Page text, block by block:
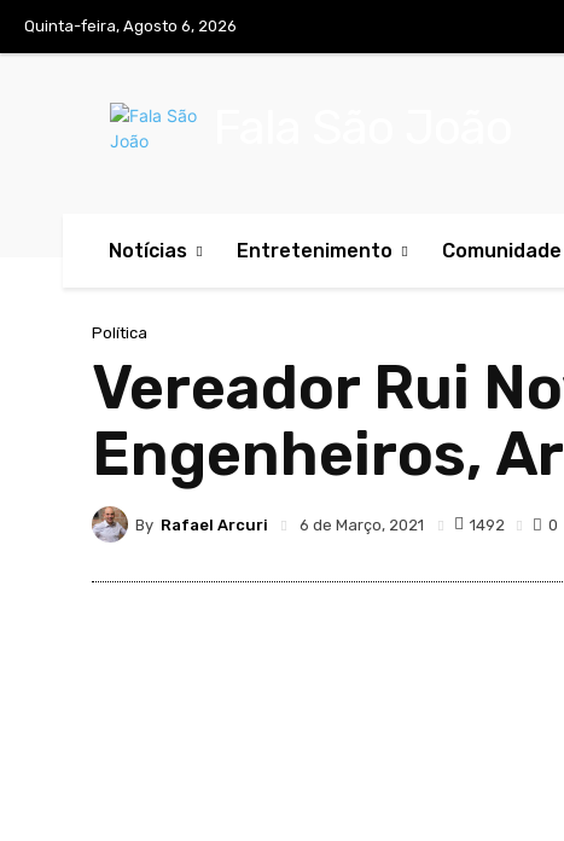
Quinta-feira, Agosto 6, 2026
Notícias Entretenimento Comunidade
Política
Vereador Rui
Engenheiros,
By Rafael Arcuri 6 de Março, 2021 1492 0